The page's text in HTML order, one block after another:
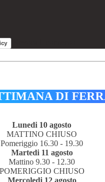
DI
Lunedi 10 agosto
MATTINO CHIUSO
Pomeriggio 16.30 - 19.30
Martedi 11 agosto
Mattino 9.30 - 12.30
POMERIGGIO CHIUSO